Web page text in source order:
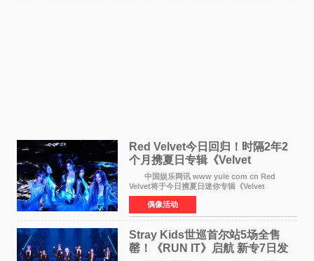
Red Velvet今日回归！时隔2年2
个月携夏日专辑《Velvet
Summer》重启完整体活动
中国娱乐网讯 www yule com cn Red
Velvet将于今日携夏日迷你专辑《Velvet
Summer》时隔2年2个月重启完整体活动。这张
于8月3日发行的专辑，主打柔和成熟氛围的夏日
音乐，收录了成员们想着
偶像活动
Stray Kids世巡首尔站5场全售
罄！《RUN IT》启航 新专7日发